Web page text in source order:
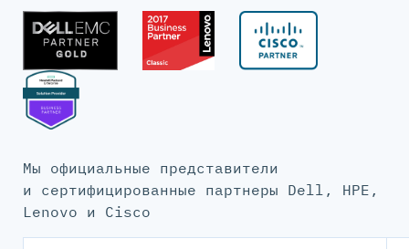
Мы официальные представители
и сертифицированные партнеры Dell, HPE,
Lenovo и Cisco